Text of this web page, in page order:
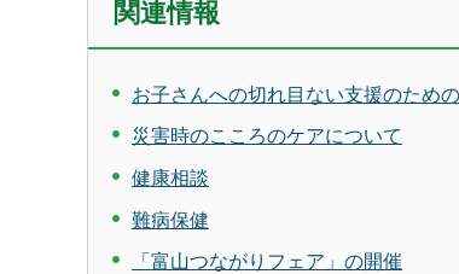
関連情報
お子さんへの切れ目ない支援のため
災害時のこころのケアについて
健康相談
難病保健
「富山つながりフェア」の開催